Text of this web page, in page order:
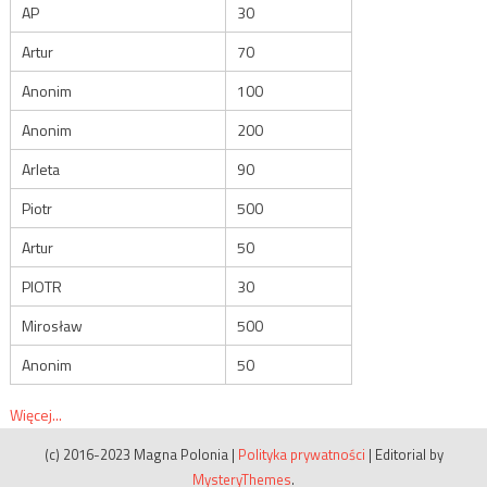
AP
30
Artur
70
Anonim
100
Anonim
200
Arleta
90
Piotr
500
Artur
50
PIOTR
30
Mirosław
500
Anonim
50
Więcej...
(c) 2016-2023 Magna Polonia | Polityka prywatności | Editorial by
MysteryThemes.